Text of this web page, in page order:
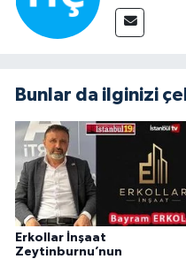
Bunlar da ilginizi
Erkollar İnşaat
Zeytinburnu’nun